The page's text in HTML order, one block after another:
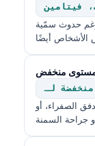
حدوث سمّية
منخفض
الصفراء، أو